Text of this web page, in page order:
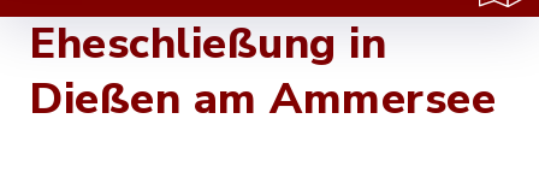
Eheschließung in
Dießen am Ammersee